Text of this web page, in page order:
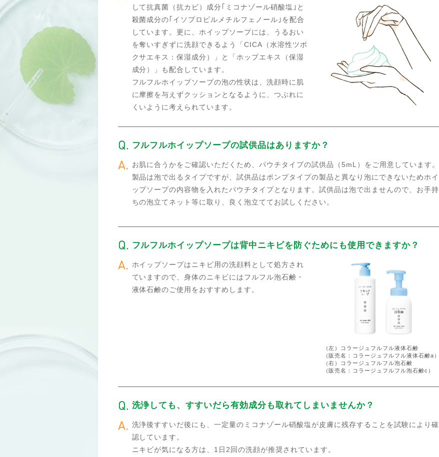
して抗真菌（抗カビ）成分｢ミコナゾール硝酸塩｣と
殺菌成分の｢イソプロピルメチルフェノール｣を配合
しています。更に、ホイップソープには、うるおい
を奪いすぎずに洗顔できるよう「CICA（水溶性ツボ
クサエキス：保湿成分）」と「ホップエキス（保湿
成分）」も配合しています。
フルフルホイップソープの泡の性状は、洗顔時に肌
に摩擦を与えずクッションとなるように、つぶれに
くいように考えられています。
フルフルホイップソープの試供品はありますか？
お肌に合うかをご確認いただくため、パウチタイプの試供品（5mL）をご用意しています。
製品は泡で出るタイプですが、試供品はポンプタイプの製品と異なり泡にできないためホイ
ップソープの内容物を入れたパウチタイプとなります。試供品は泡で出ませんので、お手持
ちの泡立てネット等に取り、良く泡立ててお試しください。
フルフルホイップソープは背中ニキビを防ぐためにも使用できますか？
ホイップソープはニキビ用の洗顔料として処方され
ていますので、身体のニキビにはフルフル泡石鹸・
液体石鹸のご使用をおすすめします。
（左）コラージュフルフル液体石鹸
（販売名：コラージュフルフル液体石鹸a）
（右）コラージュフルフル泡石鹸
（販売名：コラージュフルフル泡石鹸c）
洗浄しても、すすいだら有効成分も取れてしまいませんか？
洗浄後すすいだ後にも、一定量のミコナゾール硝酸塩が皮膚に残存することを試験により確
認しています。
ニキビが気になる方は、1日2回の洗顔が推奨されています。